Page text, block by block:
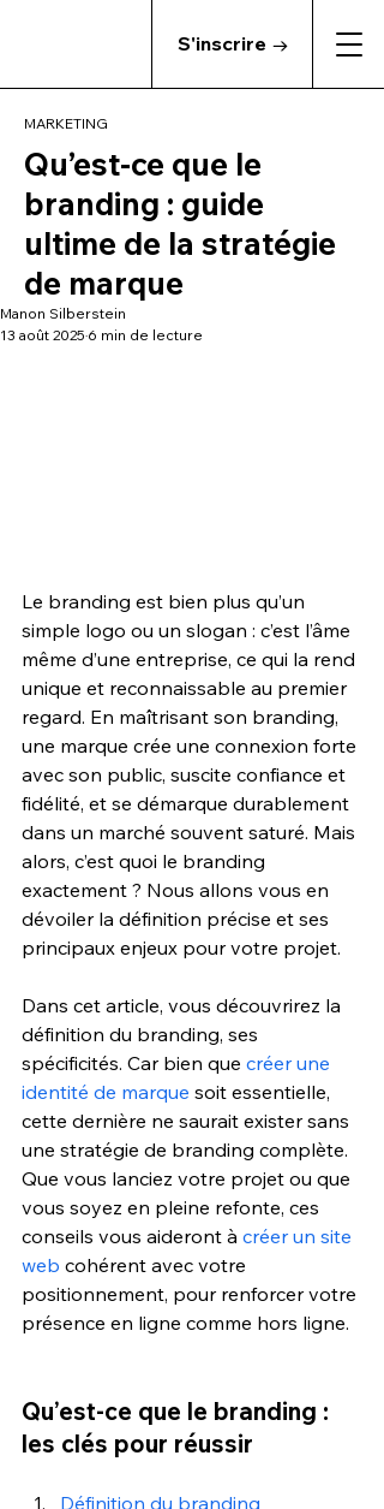
S'inscrire →
MARKETING
Qu’est-ce que le
branding : guide
ultime de la stratégie
de marque
Manon Silberstein
13 août 2025 6 min de lecture
Le branding est bien plus qu’un
simple logo ou un slogan : c’est l’âme
même d’une entreprise, ce qui la rend
unique et reconnaissable au premier
regard. En maîtrisant son branding,
une marque crée une connexion forte
avec son public, suscite confiance et
fidélité, et se démarque durablement
dans un marché souvent saturé. Mais
alors, c’est quoi le branding
exactement ? Nous allons vous en
dévoiler la définition précise et ses
principaux enjeux pour votre projet.
Dans cet article, vous découvrirez la
définition du branding, ses
spécificités. Car bien que créer une
identité de marque soit essentielle,
cette dernière ne saurait exister sans
une stratégie de branding complète.
Que vous lanciez votre projet ou que
vous soyez en pleine refonte, ces
conseils vous aideront à créer un site
web cohérent avec votre
positionnement, pour renforcer votre
présence en ligne comme hors ligne.
Qu’est-ce que le branding :
les clés pour réussir
Définition du branding